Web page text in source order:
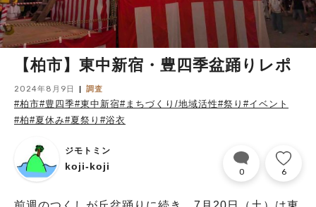
【柏市】東中新宿・豊四季盆踊りレポ
2024年8月9日 調査
#柏市#豊四季#東中新宿#まちづくり/地域活性#祭り #イベント
#柏#夏休み#夏祭り #浴衣
ジモトミン
koji-koji 0 6